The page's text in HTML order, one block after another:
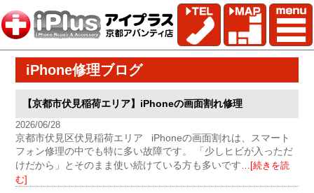
iPhone修理ブログ
【京都市伏見稲荷エリア】iPhoneの画面割れ修理
2026/06/28
京都市伏見区伏見稲荷エリア iPhoneの画面割れは、スマート
フォン修理の中でも特に多い故障です。 「少しヒビが入っただ
けだから」とそのまま使い続けている方も多いです…[続きを読
む]